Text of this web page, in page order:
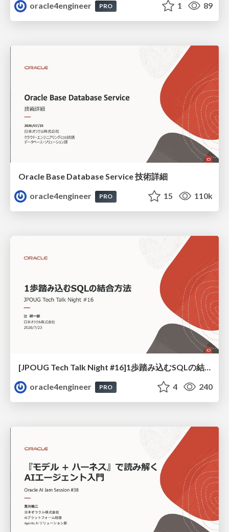
oracle4engineer
PRO 1 89
Oracle Base Database Service 技術詳細
oracle4engineer
PRO 15 110k
[JPOUG Tech Talk Night #16]1歩踏み込むSQLの結合方法
oracle4engineer
PRO 4 240